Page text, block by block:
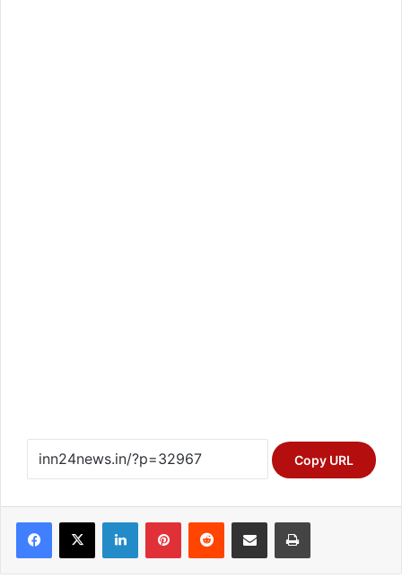
Copy URL
Facebook
X LinkedInPinterestReddit Share via Email Print